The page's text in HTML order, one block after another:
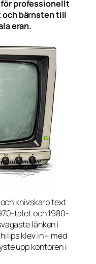
professionellt
bärnsten till
eran.
knivskarp text
talet och 1980-
länken i
klev in – med
upp kontoren i